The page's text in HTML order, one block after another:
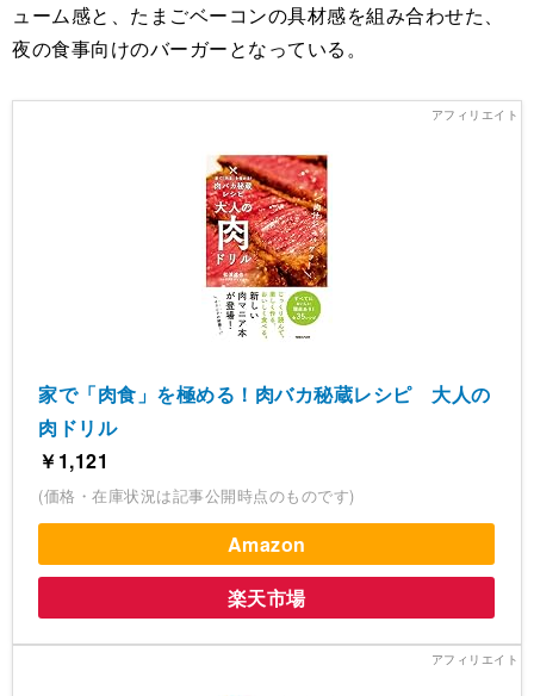
ューム感と、たまごベーコンの具材感を組み合わせた、
夜の食事向けのバーガーとなっている。
家で「肉食」を極める！肉バカ秘蔵レシピ 大人の
肉ドリル
￥1,121
(価格・在庫状況は記事公開時点のものです)
Amazon
楽天市場